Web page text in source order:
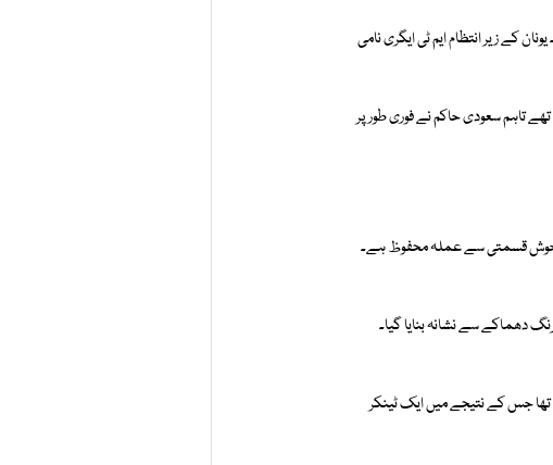
کے زیر انتظام ایم ٹی ایگری نامی
تھے تاہم سعودی حاکم نے فوری طور پر
خوش قسمتی سے عملہ محفوظ ہے۔
دھماکے سے نشانہ بنایا گیا۔
جس کے نتیجے میں ایک ٹینکر